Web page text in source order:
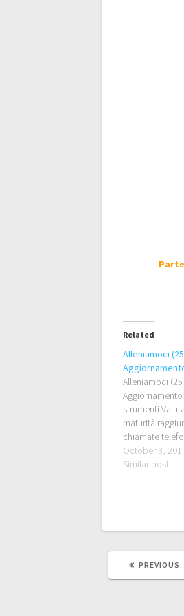
Related
Alleniamoci
Alleniamoci
strumenti
maturità
chiamate
corretta
Utilizzo delle
October 3,
Similar post
PREVIOUS: